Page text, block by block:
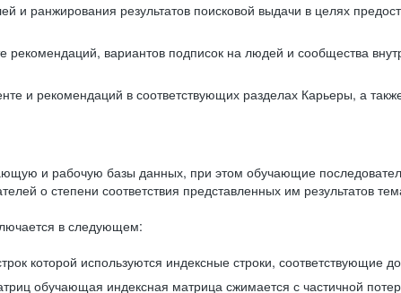
и ранжирования результатов поисковой выдачи в целях
рекомендаций, вариантов подписок на людей и сообщества
и рекомендаций в соответствующих разделах Карьеры, а
и рабочую базы данных, при этом обучающие
о степени соответствия представленных им результатов
в следующем:
которой используются индексные строки, соответствующие
обучающая индексная матрица сжимается с частичной